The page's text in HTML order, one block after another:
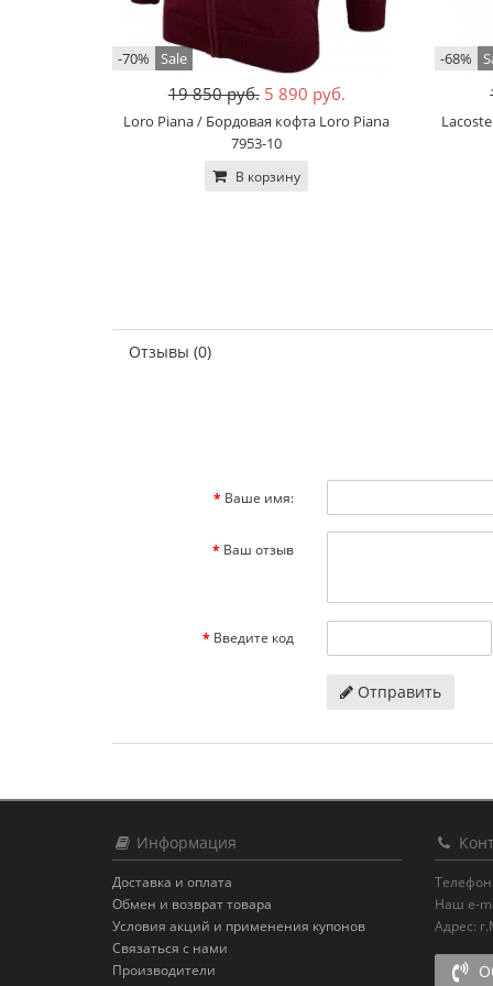
-70% Sale
19 850 руб. 5 890 руб.
Loro Piana / Бордовая кофта Loro Piana
7953-10
В корзину
-68%
Отзывы (0)
Ваше имя:
Ваш отзыв
Введите код
Отправить
Информация
Доставка и оплата
Обмен и возврат товара
Условия акций и применения купонов
Связаться с нами
Производители
Наш e-
Адрес: